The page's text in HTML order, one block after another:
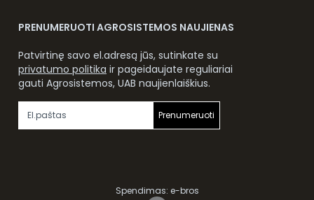
PRENUMERUOTI AGROSISTEMOS NAUJIENAS
Patvirtinę savo el.adresą jūs, sutinkate su
privatumo politika ir pageidaujate reguliariai
gauti Agrosistemos, UAB naujienlaiškius.
Prenumeruoti
Spendimas: e-bros